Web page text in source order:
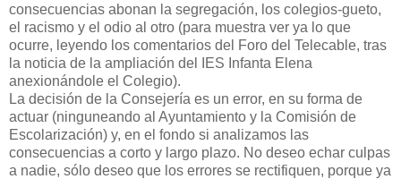
consecuencias abonan la segregación, los colegios-gueto,
el racismo y el odio al otro (para muestra ver ya lo que
ocurre, leyendo los comentarios del Foro del Telecable, tras
la noticia de la ampliación del IES Infanta Elena
anexionándole el Colegio).
La decisión de la Consejería es un error, en su forma de
actuar (ninguneando al Ayuntamiento y la Comisión de
Escolarización) y, en el fondo si analizamos las
consecuencias a corto y largo plazo. No deseo echar culpas
a nadie, sólo deseo que los errores se rectifiquen, porque ya